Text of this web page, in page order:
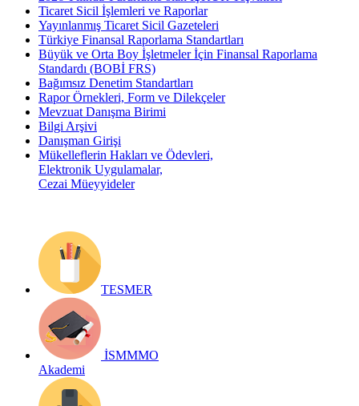
Ticaret Sicil İşlemleri ve Raporlar
Yayınlanmış Ticaret Sicil Gazeteleri
Türkiye Finansal Raporlama Standartları
Büyük ve Orta Boy İşletmeler İçin Finansal Raporlama
Standardı (BOBİ FRS)
Bağımsız Denetim Standartları
Rapor Örnekleri, Form ve Dilekçeler
Mevzuat Danışma Birimi
Bilgi Arşivi
Danışman Girişi
Mükelleflerin Hakları ve Ödevleri,
Elektronik Uygulamalar,
Cezai Müeyyideler
TESMER
İSMMMO
Akademi